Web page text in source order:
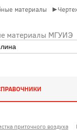
материалы
материалы МГУИЭ
приточного воздуха